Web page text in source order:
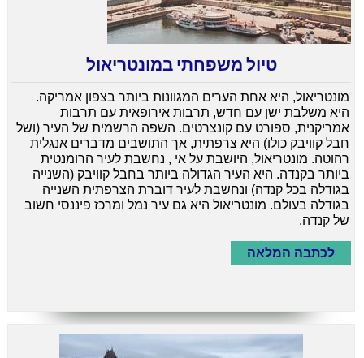
טיול משפחתי במונטריאול
מונטריאול, היא אחת הערים המגוונות ביותר בצפון אמריקה.
היא משלבת ישן עם חדש, תרבות אירופאית עם תרבות
אמריקנית, ספורט עם קונצרטים. השפה הרשמית של העיר (ושל
חבל קוויבק כולו) היא צרפתית, אך התושבים מדברים אנגלית
רהוטה. מונטריאול, היושבת על אי , נחשבת לעיר הרומנטית
ביותר בקנדה. היא העיר הגדולה ביותר בחבל קוויבק (השנייה
בגודלה בכל קנדה) ונחשבת לעיר דוברת הצרפתית השנייה
בגודלה בעולם. מונטריאול היא גם עיר נמל ומרכז פיננסי חשוב
של קנדה.
לכתבה המלאה